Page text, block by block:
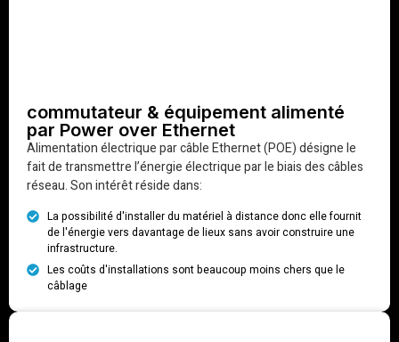
commutateur & équipement alimenté
par Power over Ethernet
Alimentation électrique par câble Ethernet (POE) désigne le
fait de transmettre l’énergie électrique par le biais des câbles
réseau. Son intérêt réside dans:
La possibilité d'installer du matériel à distance donc elle fournit
de l'énergie vers davantage de lieux sans avoir construire une
infrastructure.
Les coûts d'installations sont beaucoup moins chers que le
câblage